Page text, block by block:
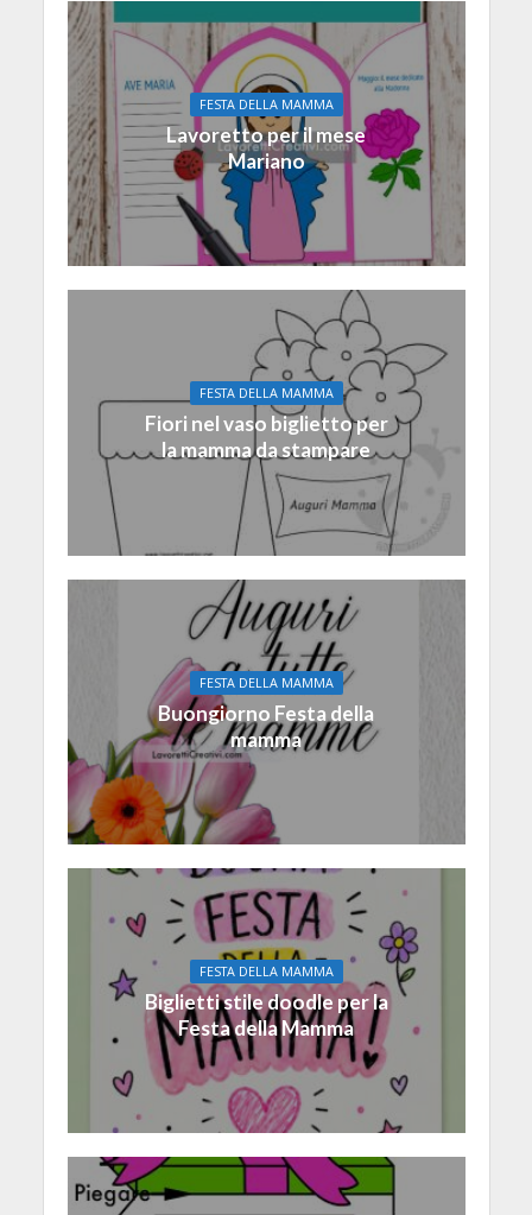
FESTA DELLA MAMMA
Lavoretto per il mese
Mariano
FESTA DELLA MAMMA
Fiori nel vaso biglietto per
la mamma da stampare
FESTA DELLA MAMMA
Buongiorno Festa della
mamma
FESTA DELLA MAMMA
Biglietti stile doodle per la
Festa della Mamma